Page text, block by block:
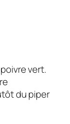
vert.
du piper